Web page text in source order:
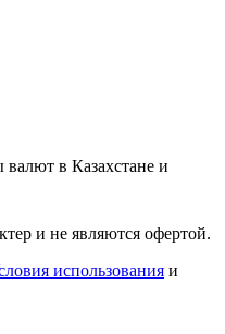
в Казахстане и
и не являются офертой.
использования и